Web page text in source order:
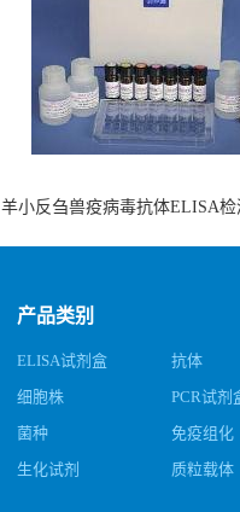
羊小反刍兽疫病毒抗体ELISA
产品类别
ELISA试剂盒
抗体
细胞株
PCR试剂
菌种
免疫组化
生化试剂
质粒载体